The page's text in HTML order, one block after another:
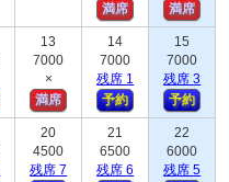
満席
満席
13
7000
×
満席
14
7000
残席 1
予約
15
7000
残席3
予約
20
4500
残席7
21
6500
残席6
22
6000
残席5